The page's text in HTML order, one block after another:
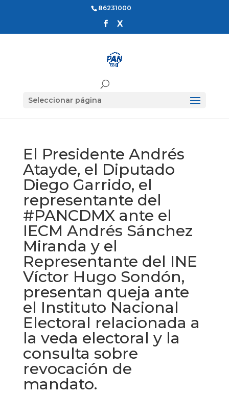
86231000
Seleccionar página
El Presidente Andrés
Atayde, el Diputado
Diego Garrido, el
representante del
#PANCDMX ante el
IECM Andrés Sánchez
Miranda y el
Representante del INE
Víctor Hugo Sondón,
presentan queja ante
el Instituto Nacional
Electoral relacionada a
la veda electoral y la
consulta sobre
revocación de
mandato.